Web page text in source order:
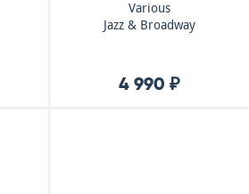
Various
Jazz & Broadway
4 990 ₽